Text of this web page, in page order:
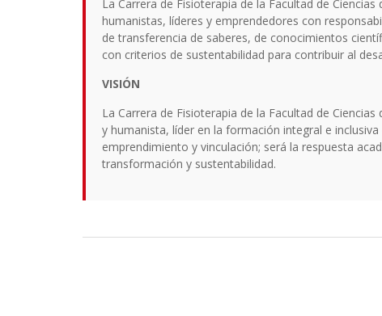
La Carrera de Fisioterapia de la Facultad de
humanistas, líderes y emprendedores con
de transferencia de saberes, de conocimientos
con criterios de sustentabilidad para contribuir al
VISIÓN
La Carrera de Fisioterapia de la Facultad de
y humanista, líder en la formación integral e
emprendimiento y vinculación; será la respuesta
transformación y sustentabilidad.